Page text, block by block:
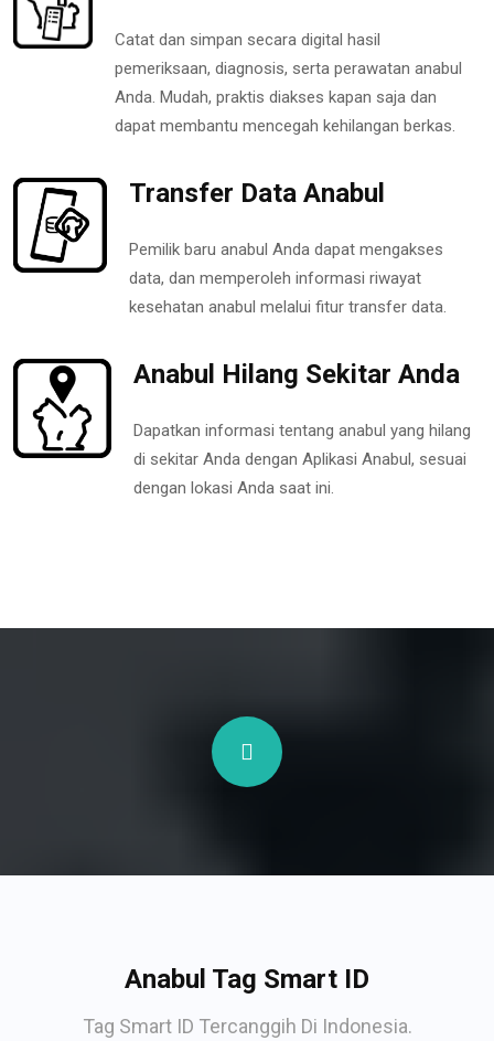
Catat dan simpan secara digital hasil
pemeriksaan, diagnosis, serta perawatan anabul
Anda. Mudah, praktis diakses kapan saja dan
dapat membantu mencegah kehilangan berkas.
Transfer Data Anabul
Pemilik baru anabul Anda dapat mengakses
data, dan memperoleh informasi riwayat
kesehatan anabul melalui fitur transfer data.
Anabul Hilang Sekitar Anda
Dapatkan informasi tentang anabul yang hilang
di sekitar Anda dengan Aplikasi Anabul, sesuai
dengan lokasi Anda saat ini.
Anabul Tag Smart ID
Tag Smart ID Tercanggih Di Indonesia.